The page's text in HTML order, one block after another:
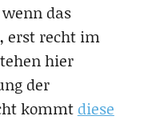
das
erst recht im
hier
der
kommt diese